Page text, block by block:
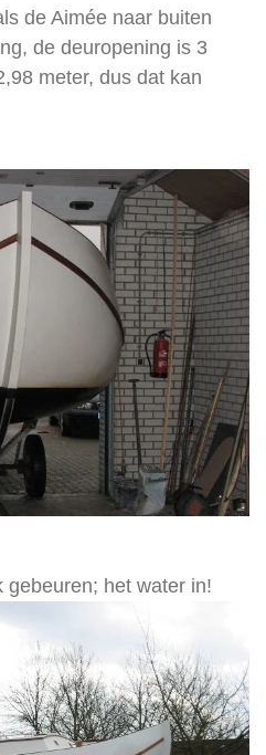
de Aimée naar buiten
de deuropening is 3
meter, dus dat kan
het water in!